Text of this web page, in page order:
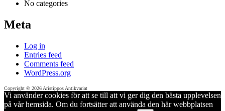
No categories
Meta
Log in
Entries feed
Comments feed
WordPress.org
Copyright © 2026 Aristippos Antikvariat
Vi använder cookies för att se till att vi ger dig den bästa upplevelsen
på vår hemsida. Om du fortsätter att använda den här webbplatsen